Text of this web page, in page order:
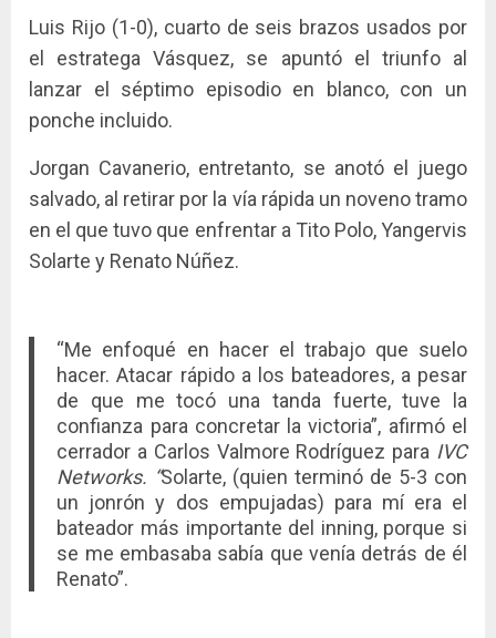
Luis Rijo (1-0), cuarto de seis brazos usados por
el estratega Vásquez, se apuntó el triunfo al
lanzar el séptimo episodio en blanco, con un
ponche incluido.
Jorgan Cavanerio, entretanto, se anotó el juego
salvado, al retirar por la vía rápida un noveno tramo
en el que tuvo que enfrentar a Tito Polo, Yangervis
Solarte y Renato Núñez.
“Me enfoqué en hacer el trabajo que suelo
hacer. Atacar rápido a los bateadores, a pesar
de que me tocó una tanda fuerte, tuve la
confianza para concretar la victoria”, afirmó el
cerrador a Carlos Valmore Rodríguez para IVC
Networks. “Solarte, (quien terminó de 5-3 con
un jonrón y dos empujadas) para mí era el
bateador más importante del inning, porque si
se me embasaba sabía que venía detrás de él
Renato”.